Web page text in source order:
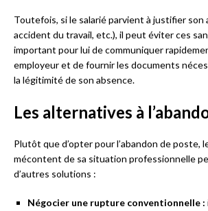
Toutefois, si le salarié parvient à justifier son
accident du travail, etc.), il peut éviter ces
important pour lui de communiquer
employeur et de fournir les documents
la légitimité de son absence.
Les alternatives à
Plutôt que d’opter pour l’abandon de poste,
mécontent de sa situation professionnelle
d’autres solutions :
Négocier une rupture conventionnelle :